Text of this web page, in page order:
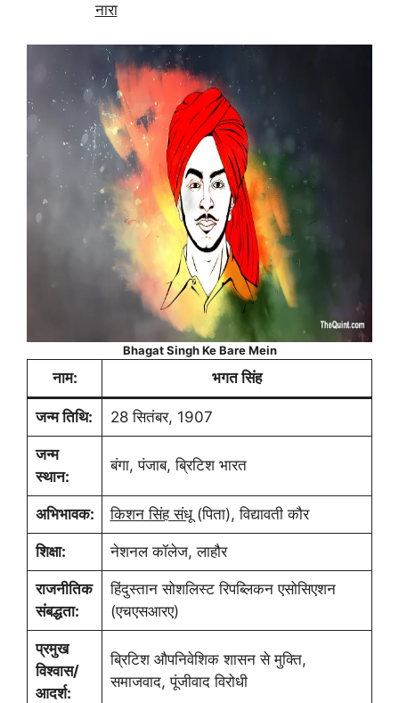
नारा
Bhagat Singh Ke Bare Mein
नाम: भगत सिंह
जन्म तिथि: 28 सितंबर, 1907
जन्म
स्थान:
बंगा, पंजाब, ब्रिटिश भारत
अभिभावक: किशन सिंह संधू(पिता), विद्यावती कौर
शिक्षा: नेशनल कॉलेज, लाहौर
राजनीतिक
संबद्धता:
हिंदुस्तान सोशलिस्ट रिपब्लिकन एसोसिएशन
(एचएसआरए)
प्रमुख
विश्वास/
आदर्श:
ब्रिटिश औपनिवेशिक शासन से मुक्ति,
समाजवाद, पूंजीवाद विरोधी